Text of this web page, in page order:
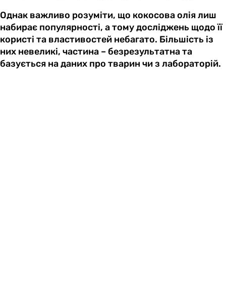
Однак важливо розуміти, що кокосова олія лиш
набирає популярності, а тому досліджень щодо її
користі та властивостей небагато. Більшість із
них невеликі, частина – безрезультатна та
базується на даних про тварин чи з лабораторій.